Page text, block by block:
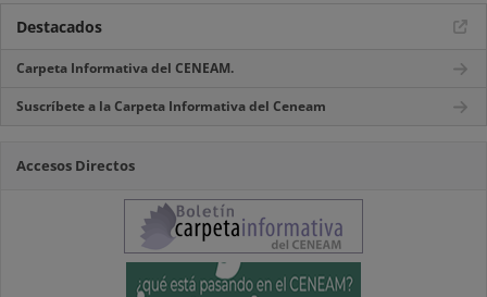
Destacados
Carpeta Informativa del CENEAM.
Suscríbete a la Carpeta Informativa del Ceneam
Accesos Directos